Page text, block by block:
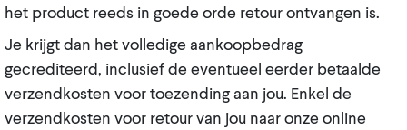
het product reeds in goede orde retour ontvangen is.
Je krijgt dan het volledige aankoopbedrag
gecrediteerd, inclusief de eventueel eerder betaalde
verzendkosten voor toezending aan jou. Enkel de
verzendkosten voor retour van jou naar onze online